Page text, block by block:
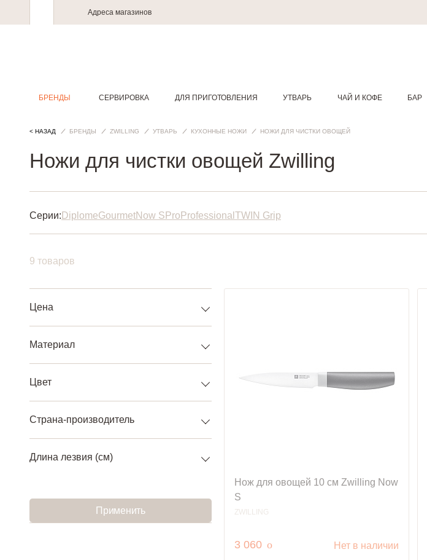
Адреса магазинов
БРЕНДЫ СЕРВИРОВКА ДЛЯ ПРИГОТОВЛЕНИЯ УТВАРЬ ЧАЙ И КОФЕ БАР
< НАЗАД БРЕНДЫ ZWILLING УТВАРЬ КУХОННЫЕ НОЖИ НОЖИ ДЛЯ ЧИСТКИ ОВОЩЕЙ
Ножи для чистки овощей Zwilling
Серии: DiplomeGourmetNow S Pro Professional TWIN Grip
9 товаров
Цена
Материал
Цвет
Страна-производитель
Длина лезвия (см)
Применить
Нож для овощей 10 cм Zwilling Now
S
ZWILLING
3 060 руб.
o Нет в наличии